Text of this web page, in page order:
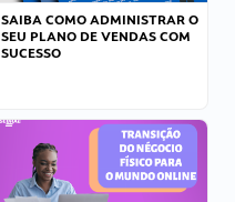
SAIBA COMO ADMINISTRAR O
SEU PLANO DE VENDAS COM
SUCESSO